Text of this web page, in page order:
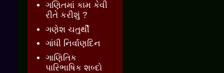
ગણિતમાં કામ કેવી
રીતે કરીશું ?
ગણેશ ચતુર્થી
ગાંધી નિર્વાણદિન
ગાણિતિક
પારિભાષિક શબ્દો